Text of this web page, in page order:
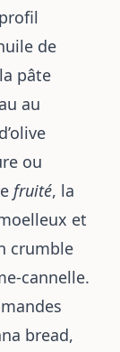
de
pâte
au
ou
fruité, la
et
crumble
cannelle.
bread,